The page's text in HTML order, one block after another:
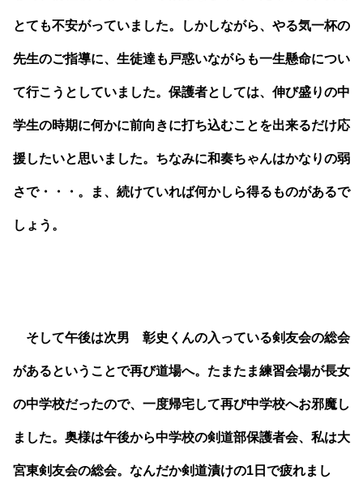
とても不安がっていました。しかしながら、やる気一杯の
先生のご指導に、生徒達も戸惑いながらも一生懸命につい
て行こうとしていました。保護者としては、伸び盛りの中
学生の時期に何かに前向きに打ち込むことを出来るだけ応
援したいと思いました。ちなみに和奏ちゃんはかなりの弱
さで・・・。ま、続けていれば何かしら得るものがあるで
しょう。
そして午後は次男 彰史くんの入っている剣友会の総会
があるということで再び道場へ。たまたま練習会場が長女
の中学校だったので、一度帰宅して再び中学校へお邪魔し
ました。奥様は午後から中学校の剣道部保護者会、私は大
宮東剣友会の総会。なんだか剣道漬けの1日で疲れまし